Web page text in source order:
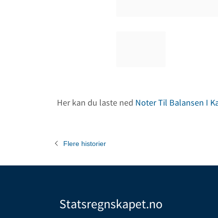
Her kan du laste ned Noter Til Balansen I
Flere historier
Statsregnskapet.no